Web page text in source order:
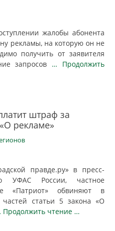
жалобы абонента
рекламы, на которую он не
получить от заявителя
запросов … Продолжить
штраф за
рекламе»
правде.ру» в пресс-
УФАС России, частное
«Патриот» обвиняют в
статьи 5 закона «О
Продолжить чтение …